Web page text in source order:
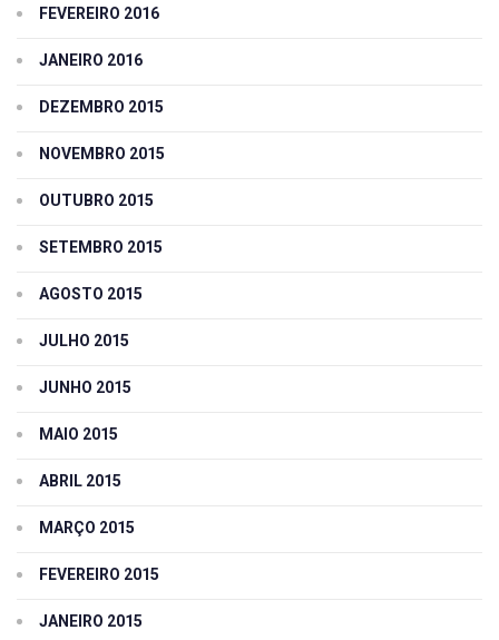
FEVEREIRO 2016
JANEIRO 2016
DEZEMBRO 2015
NOVEMBRO 2015
OUTUBRO 2015
SETEMBRO 2015
AGOSTO 2015
JULHO 2015
JUNHO 2015
MAIO 2015
ABRIL 2015
MARÇO 2015
FEVEREIRO 2015
JANEIRO 2015